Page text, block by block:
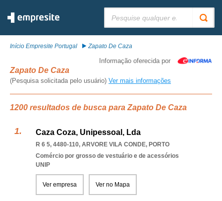
Início Empresite Portugal Zapato De Caza
Informação oferecida por
Zapato De Caza
(Pesquisa solicitada pelo usuário) Ver mais informações
1200 resultados de busca para Zapato De Caza
Caza Coza, Unipessoal, Lda
R 6 5, 4480-110, ARVORE VILA CONDE, PORTO
Comércio por grosso de vestuário e de acessórios
UNIP
Ver empresa Ver no Mapa